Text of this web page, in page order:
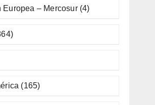
Europea – Mercosur(4)
(165)